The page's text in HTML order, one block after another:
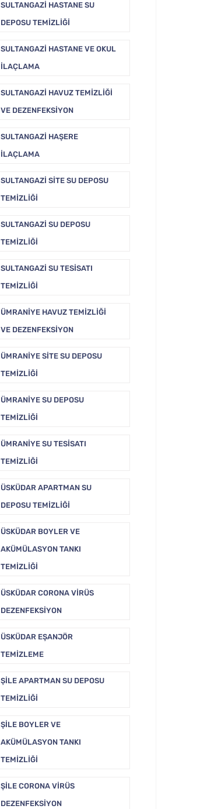
SULTANGAZI HASTANE SU
DEPOSU TEMIZLIĞI
SULTANGAZI HASTANE VE OKUL
İLAÇLAMA
SULTANGAZI HAVUZ TEMIZLIĞI
VE DEZENFEKSIYON
SULTANGAZI HAŞERE
İLAÇLAMA
SULTANGAZI SITE SU DEPOSU
TEMIZLIĞI
SULTANGAZI SU DEPOSU
TEMIZLIĞI
SULTANGAZI SU TESISATI
TEMIZLIĞI
ÜMRANIYE HAVUZ TEMIZLIĞI
VE DEZENFEKSIYON
ÜMRANIYE SITE SU DEPOSU
TEMIZLIĞI
ÜMRANIYE SU DEPOSU
TEMIZLIĞI
ÜMRANIYE SU TESISATI
TEMIZLIĞI
ÜSKÜDAR APARTMAN SU
DEPOSU TEMIZLIĞI
ÜSKÜDAR BOYLER VE
AKÜMÜLASYON TANKI
TEMIZLIĞI
ÜSKÜDAR CORONA VIRÜS
DEZENFEKSIYON
ÜSKÜDAR EŞANJÖR
TEMIZLEME
ŞILE APARTMAN SU DEPOSU
TEMIZLIĞI
ŞILE BOYLER VE
AKÜMÜLASYON TANKI
TEMIZLIĞI
ŞILE CORONA VIRÜS
DEZENFEKSIYON